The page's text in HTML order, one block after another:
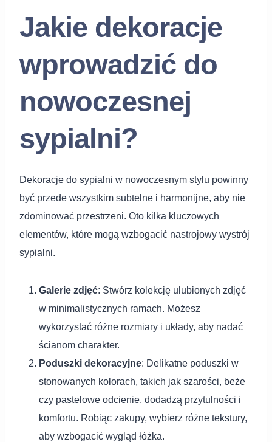
Jakie dekoracje
wprowadzić do
nowoczesnej
sypialni?
Dekoracje do sypialni w nowoczesnym stylu powinny
być przede wszystkim subtelne i harmonijne, aby nie
zdominować przestrzeni. Oto kilka kluczowych
elementów, które mogą wzbogacić nastrojowy wystrój
sypialni.
Galerie zdjęć: Stwórz kolekcję ulubionych zdjęć
w minimalistycznych ramach. Możesz
wykorzystać różne rozmiary i układy, aby nadać
ścianom charakter.
Poduszki dekoracyjne: Delikatne poduszki w
stonowanych kolorach, takich jak szarości, beże
czy pastelowe odcienie, dodadzą przytulności i
komfortu. Robiąc zakupy, wybierz różne tekstury,
aby wzbogacić wygląd łóżka.